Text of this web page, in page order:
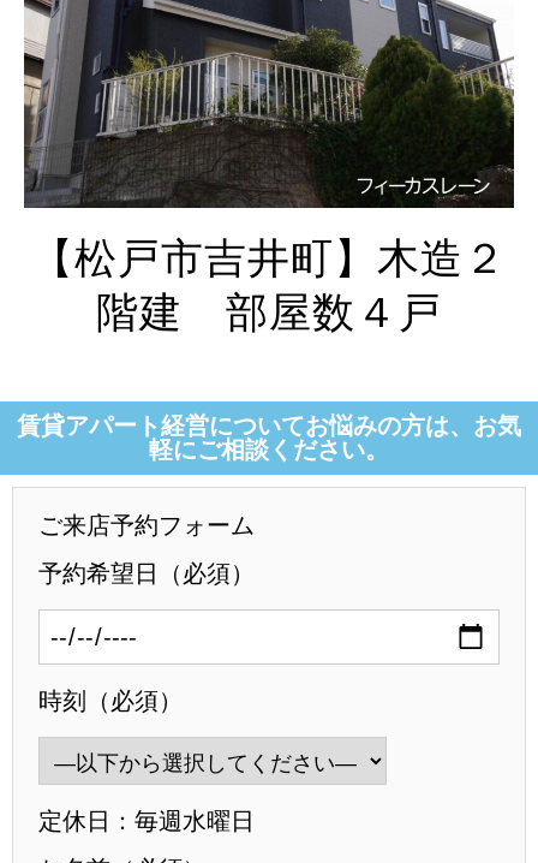
【松戸市吉井町】木造２
階建 部屋数４戸
賃貸アパート経営についてお悩みの方は、お気
軽にご相談ください。
ご来店予約フォーム
予約希望日（必須）
時刻（必須）
定休日：毎週水曜日